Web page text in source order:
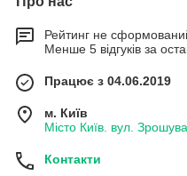
Рейтинг не
Менше 5 відгуків за
Працює з 04.06.2019
м. Київ
Місто Київ. вул.
Контакти